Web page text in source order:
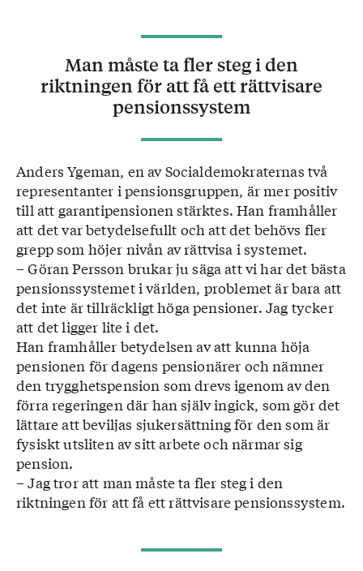
Man måste ta fler steg i den
riktningen för att få ett rättvisare
pensionssystem
Anders Ygeman, en av Socialdemokraternas två
representanter i pensionsgruppen, är mer positiv
till att garantipensionen stärktes. Han framhåller
att det var betydelsefullt och att det behövs fler
grepp som höjer nivån av rättvisa i systemet.
– Göran Persson brukar ju säga att vi har det bästa
pensionssystemet i världen, problemet är bara att
det inte är tillräckligt höga pensioner. Jag tycker
att det ligger lite i det.
Han framhåller betydelsen av att kunna höja
pensionen för dagens pensionärer och nämner
den trygghetspension som drevs igenom av den
förra regeringen där han själv ingick, som gör det
lättare att beviljas sjukersättning för den som är
fysiskt utsliten av sitt arbete och närmar sig
pension.
– Jag tror att man måste ta fler steg i den
riktningen för att få ett rättvisare pensionssystem.